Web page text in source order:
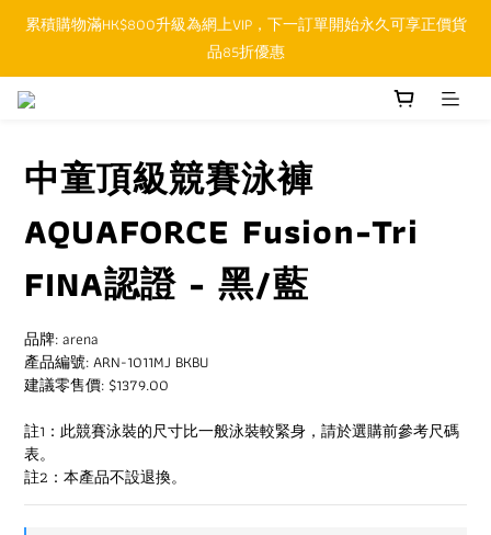
順豐香港SFHK APP取件通知功能將取代SMS短訊
累積購物滿HK$800升級為網上VIP，下一訂單開始永久可享正價貨
品85折優惠
順豐香港SFHK APP取件通知功能將取代SMS短訊
中童頂級競賽泳褲
AQUAFORCE Fusion-Tri
FINA認證 - 黑/藍
品牌: arena
產品編號: ARN-1011MJ BKBU
建議零售價: $1379.00
註1：此競賽泳裝的尺寸比一般泳裝較緊身，請於選購前參考尺碼
表。
註2：本產品不設退換。